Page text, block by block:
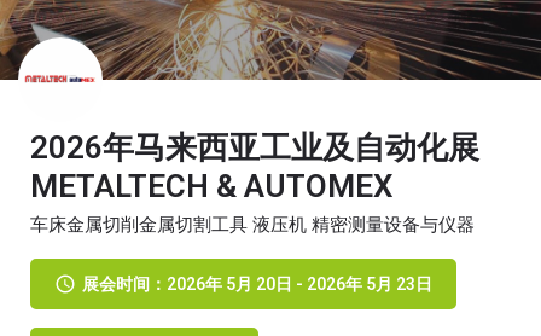
2026年马来西亚工业及自动化展
METALTECH & AUTOMEX
车床金属切削金属切割工具 液压机 精密测量设备与仪器
展会时间：2026年 5月 20日 - 2026年 5月 23日